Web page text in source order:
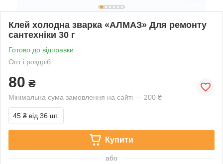
Клей холодна зварка «АЛМАЗ» Для ремонту
сантехніки 30 г
Готово до відправки
Опт і роздріб
80 ₴
Мінімальна сума замовлення на сайті — 200 ₴
45 ₴ від 36 шт.
Купити
або